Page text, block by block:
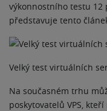
výkonnostního testu 12
představuje tento
Velký test virtuálních
Na současném trhu
poskytovatelů VPS,